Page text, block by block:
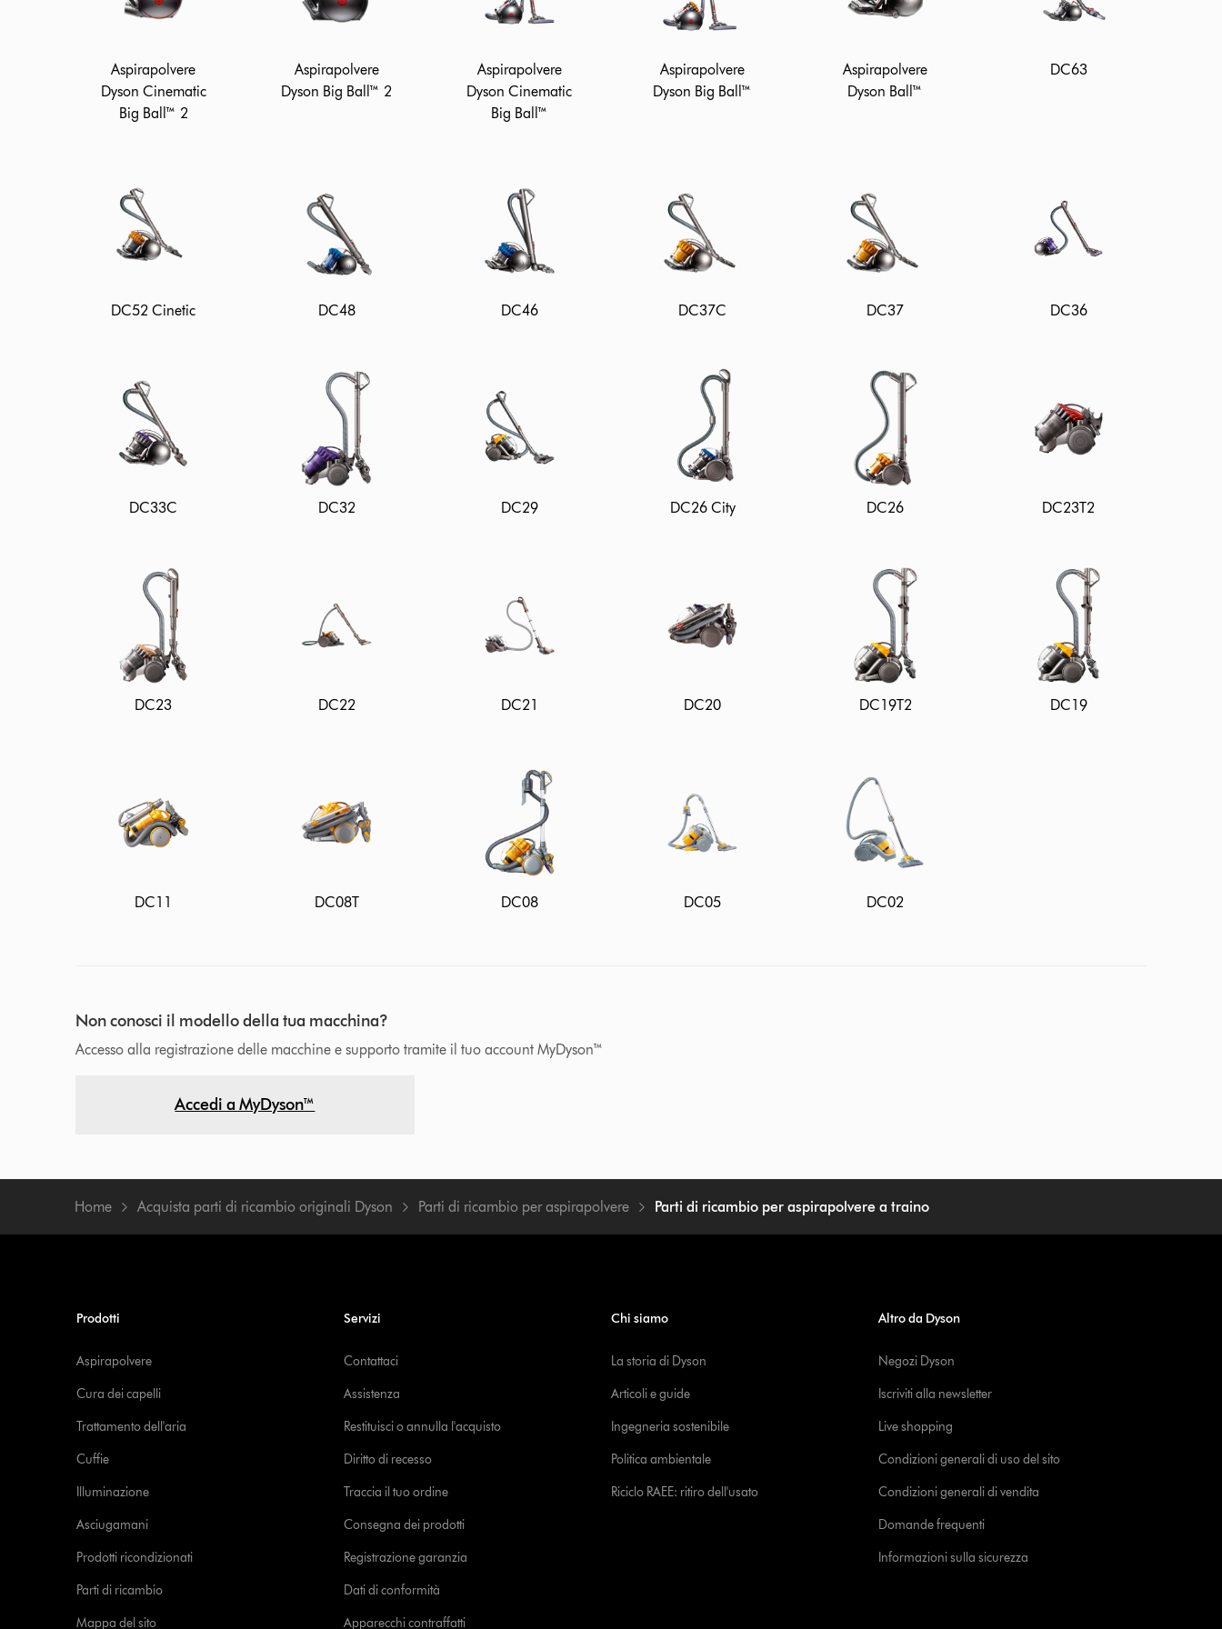
Aspirapolvere
Dyson Cinematic
Big Ball™ 2
Aspirapolvere
Dyson Big Ball™ 2
Aspirapolvere
Dyson Cinematic
Big Ball™
Aspirapolvere
Dyson Big Ball™
Aspirapolvere
Dyson Ball™
DC63
DC52 Cinetic DC48 DC46 DC37C DC37 DC36
DC33C DC32 DC29 DC26 City DC26 DC23T2
DC23 DC22 DC21 DC20 DC19T2 DC19
DC11 DC08T DC08 DC05 DC02
Non conosci il modello della tua macchina?
Accesso alla registrazione delle macchine e supporto tramite il tuo account MyDyson™
Accedi a MyDyson™
Home Acquista parti di ricambio originali Dyson Parti di ricambio per aspirapolvere Parti di ricambio per aspirapolvere a traino
Prodotti
Aspirapolvere
Cura dei capelli
Trattamento dell'aria
Cuffie
Illuminazione
Asciugamani
Prodotti ricondizionati
Parti di ricambio
Mappa del sito
Servizi
Contattaci
Assistenza
Restituisci o annulla l'acquisto
Diritto di recesso
Traccia il tuo ordine
Consegna dei prodotti
Registrazione garanzia
Dati di conformità
Apparecchi contraffatti
Chi siamo
La storia di Dyson
Articoli e guide
Ingegneria sostenibile
Politica ambientale
Riciclo RAEE: ritiro dell'usato
Altro da Dyson
Negozi Dyson
Iscriviti alla newsletter
Live shopping
Condizioni generali di uso del sito
Condizioni generali di vendita
Domande frequenti
Informazioni sulla sicurezza